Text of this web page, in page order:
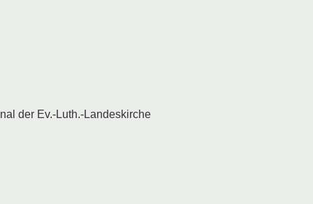
der Ev.-Luth.-Landeskirche